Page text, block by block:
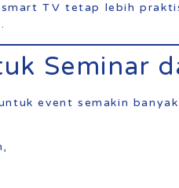
TV tetap lebih
Seminar
event semakin